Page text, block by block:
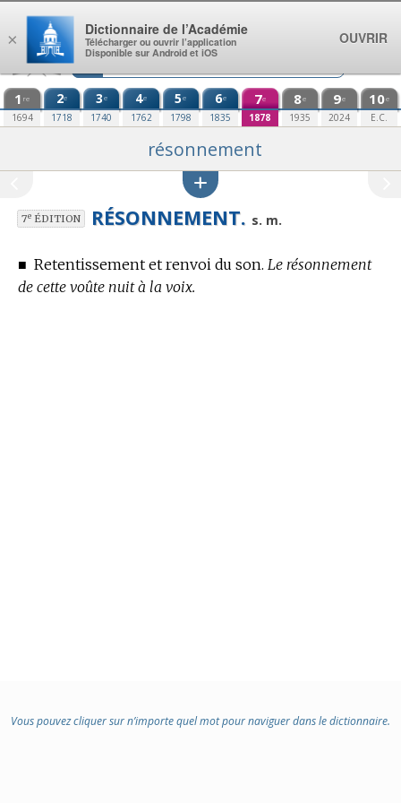
Aller au contenu
1 re
1694
2e
1718
3e
1740
4e
1762
5e
1798
6e
1835
7e
1878
8e
1935
9e
2024
10e
E.C.
résonnement
7eÉDITION RÉSONNEMENT. s. m.
■ Retentissement et renvoi du son. Le résonnement
de cette voûte nuit à la voix.
Vous pouvez cliquer sur n’importe quel mot pour naviguer dans le dictionnaire.
×
Dictionnaire de l’Académie
Télécharger ou ouvrir l’application
Disponible sur Android et iOS
OUVRIR